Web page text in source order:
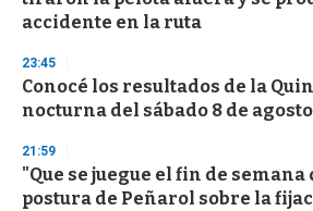
accidente en la ruta
23:45
Conocé los resultados de la
nocturna del sábado 8 de agosto
21:59
"Que se juegue el fin de semana
postura de Peñarol sobre la